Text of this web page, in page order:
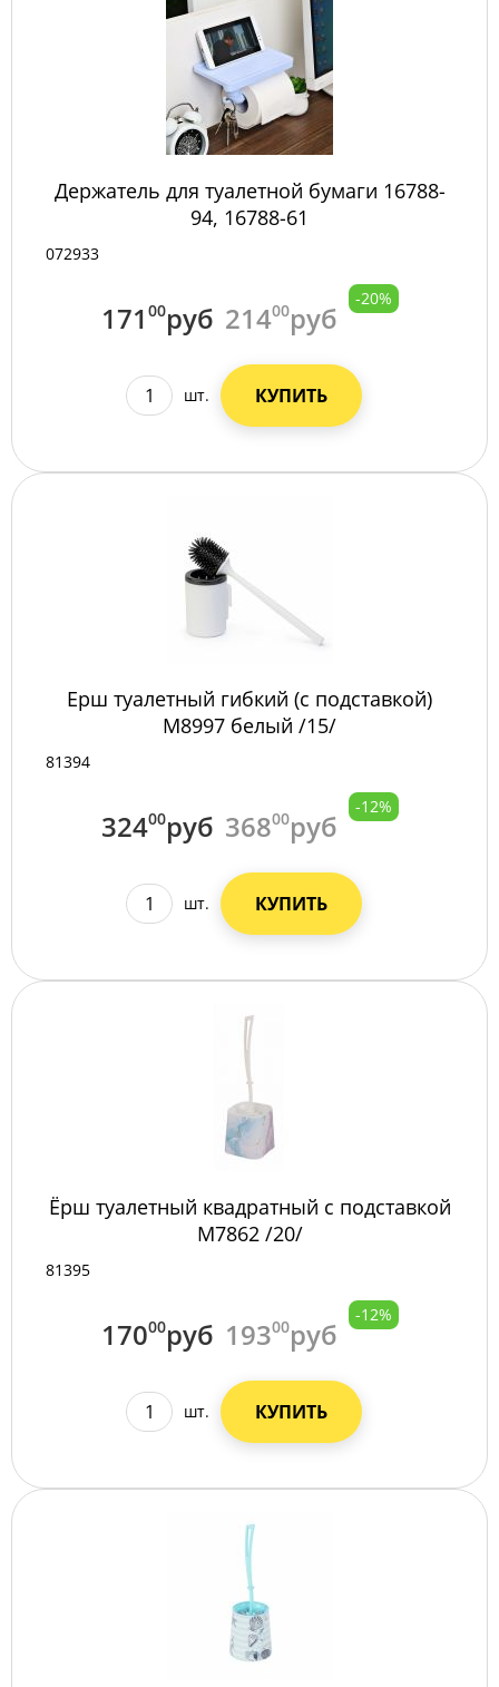
Держатель для туалетной бумаги 16788-
94, 16788-61
072933
171 00руб 21400руб
-20%
шт. КУПИТЬ
Ерш туалетный гибкий (с подставкой)
М8997 белый /15/
81394
32400руб 36800руб
-12%
шт. КУПИТЬ
Ёрш туалетный квадратный с подставкой
М7862 /20/
81395
17000руб 19300руб
-12%
шт. КУПИТЬ